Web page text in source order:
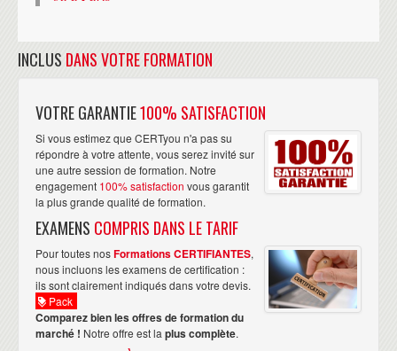
INCLUS DANS VOTRE FORMATION
VOTRE GARANTIE100% SATISFACTION
Si vous estimez que CERTyou n'a pas su
répondre à votre attente, vous serez invité sur
une autre session de formation. Notre
engagement 100% satisfaction vous garantit
la plus grande qualité de formation.
EXAMENS COMPRIS DANS LE TARIF
Pour toutes nosFormations CERTIFIANTES,
nous incluons les examens de certification :
ils sont clairement indiqués dans votre devis.
Pack
Comparez bien les offres de formation du
marché ! Notre offre est la plus complète.